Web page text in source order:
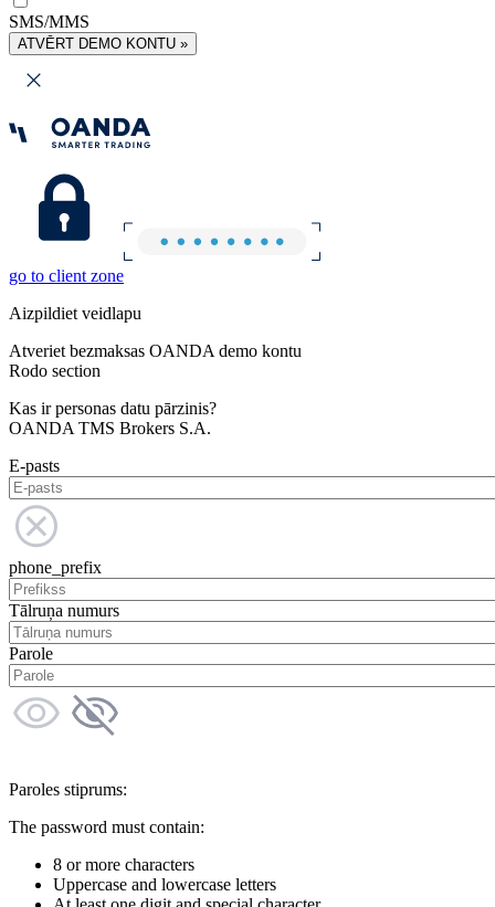
SMS/MMS
ATVĒRT DEMO KONTU »
go to client zone
Aizpildiet veidlapu
Atveriet bezmaksas OANDA demo kontu
Rodo section
Kas ir personas datu pārzinis?
OANDA TMS Brokers S.A.
E-pasts
phone_prefix
Tālruņa numurs
Parole
Paroles stiprums:
The password must contain:
8 or more characters
Uppercase and lowercase letters